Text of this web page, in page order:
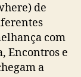
de
com
Encontros e
a